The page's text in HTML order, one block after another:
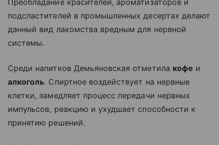
подсластителей в промышленных десертах делают
данный вид лакомства вредным для нервной
системы.
Среди напитков Демьяновская отметила кофе и
алкоголь. Спиртное воздействует на нервные
клетки, замедляет процесс передачи нервных
импульсов, реакцию и ухудшает способности к
принятию решений.